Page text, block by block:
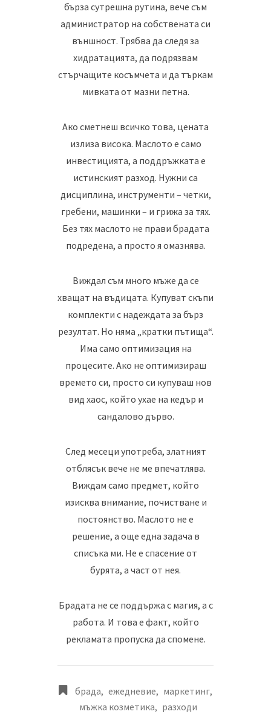
бърза сутрешна рутина, вече съм
администратор на собствената си
външност. Трябва да следя за
хидратацията, да подрязвам
стърчащите косъмчета и да търкам
мивката от мазни петна.
Ако сметнеш всичко това, цената
излиза висока. Маслото е само
инвестицията, а поддръжката е
истинският разход. Нужни са
дисциплина, инструменти – четки,
гребени, машинки – и грижа за тях.
Без тях маслото не прави брадата
подредена, а просто я омазнява.
Виждал съм много мъже да се
хващат на въдицата. Купуват скъпи
комплекти с надеждата за бърз
резултат. Но няма „кратки пътища“.
Има само оптимизация на
процесите. Ако не оптимизираш
времето си, просто си купуваш нов
вид хаос, който ухае на кедър и
сандалово дърво.
След месеци употреба, златният
отблясък вече не ме впечатлява.
Виждам само предмет, който
изисква внимание, почистване и
постоянство. Маслото не е
решение, а още една задача в
списъка ми. Не е спасение от
бурята, а част от нея.
Брадата не се поддържа с магия, а с
работа. И това е факт, който
рекламата пропуска да спомене.
брада, ежедневие, маркетинг,
мъжка козметика, разходи